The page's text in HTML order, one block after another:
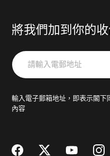
將我們加到你的
請
輸
郵
輸入電子郵箱地址，即表示閣下
內容